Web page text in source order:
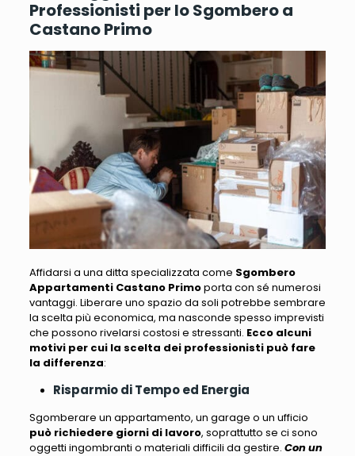
Professionisti per lo Sgombero a
Castano Primo
Affidarsi a una ditta specializzata come Sgombero
Appartamenti Castano Primoporta con sé numerosi
vantaggi. Liberare uno spazio da soli potrebbe sembrare
la scelta più economica, ma nasconde spesso imprevisti
che possono rivelarsi costosi e stressanti. Ecco alcuni
motivi per cui la scelta dei professionisti può fare
la differenza:
Risparmio di Tempo ed Energia
Sgomberare un appartamento, un garage o un ufficio
può richiedere giorni di lavoro, soprattutto se ci sono
oggetti ingombranti o materiali difficili da gestire. Con un